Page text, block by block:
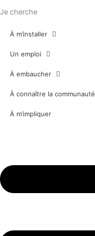
Je cherche
À m’installer
Un emploi
À embaucher
À connaître la communauté
À m’impliquer